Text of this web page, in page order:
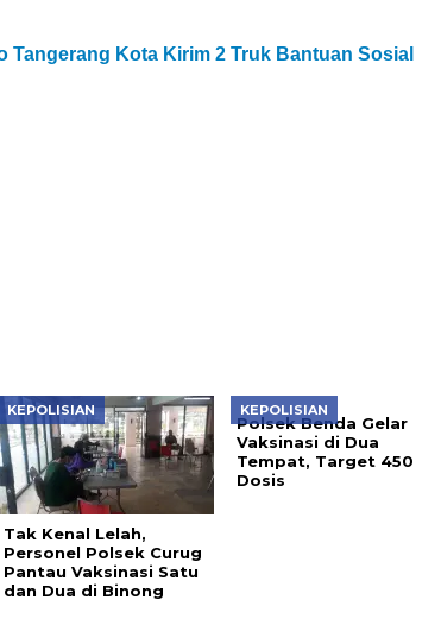
Tangerang Kota Kirim 2 Truk Bantuan Sosial
KEPOLISIAN
Tak Kenal Lelah,
Personel Polsek Curug
Pantau Vaksinasi Satu
dan Dua di Binong
KEPOLISIAN
Polsek Benda Gelar
Vaksinasi di Dua
Tempat, Target 450
Dosis